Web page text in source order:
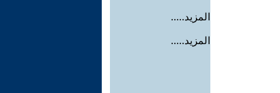
المزيد.....
المزيد.....